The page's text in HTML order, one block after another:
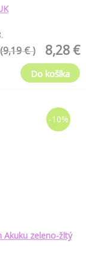
.
8,28 €
(9,19 € )
Do košíka
-10%
Akuku zeleno-žltý